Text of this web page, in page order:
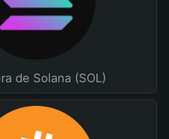
de Solana (SOL)